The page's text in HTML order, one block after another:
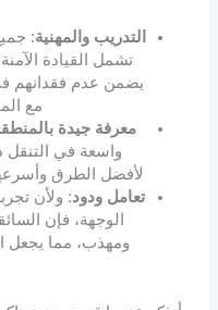
التدريب والمهنية:
تشمل القيادة
يضمن عدم فقدانهم
مع
معرفة جيدة
واسعة في التنقل
لأفضل الطرق
تعامل ودود: ولأن
الوجهة، فإن
ومهذب، مما يجعل